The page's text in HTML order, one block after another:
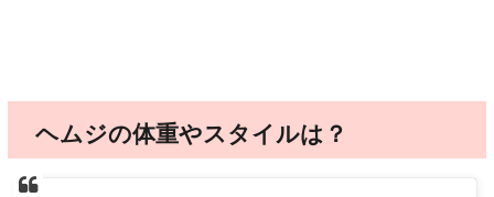
ヘムジの体重やスタイルは？